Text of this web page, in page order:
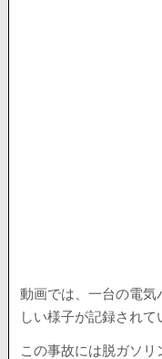
動画では、一台の電気
しい様子が記録されて
この事故には脱ガソ